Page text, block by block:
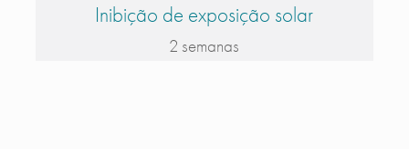
Inibição de exposição solar
2 semanas